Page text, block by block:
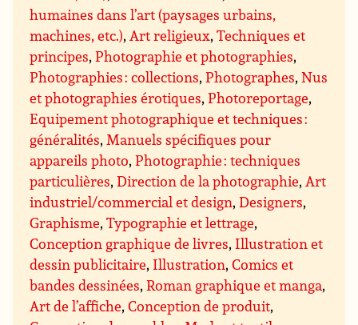
humaines dans l’art (paysages urbains,
machines, etc.),Art religieux,Techniques et
principes,Photographie et photographies,
Photographies : collections,Photographes,Nus
et photographies érotiques,Photoreportage,
Equipement photographique et techniques :
généralités,Manuels spécifiques pour
appareils photo,Photographie : techniques
particulières,Direction de la photographie,Art
industriel/commercial et design,Designers,
Graphisme,Typographie et lettrage,
Conception graphique de livres, Illustration et
dessin publicitaire, Illustration,Comics et
bandes dessinées,Roman graphique et manga,
Art de l’affiche,Conception de produit,